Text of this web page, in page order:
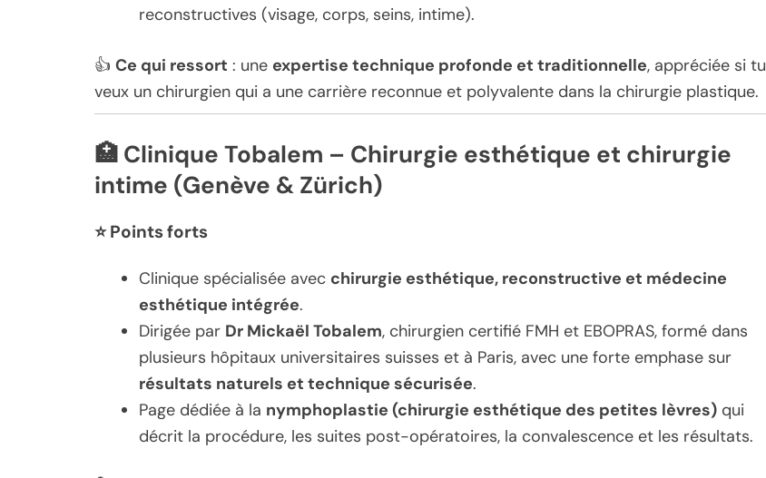
reconstructives (visage, corps, seins, intime).
👍 Ce qui ressort : une expertise technique profonde et traditionnelle, appréciée si tu
veux un chirurgien qui a une carrière reconnue et polyvalente dans la chirurgie plastique.
🏥 Clinique Tobalem – Chirurgie esthétique et chirurgie
intime (Genève & Zürich)
⭐Points forts
Clinique spécialisée avec chirurgie esthétique, reconstructive et médecine
esthétique intégrée.
Dirigée par Dr Mickaël Tobalem, chirurgien certifié FMH et EBOPRAS, formé dans
plusieurs hôpitaux universitaires suisses et à Paris, avec une forte emphase sur
résultats naturels et technique sécurisée.
Page dédiée à la nymphoplastie (chirurgie esthétique des petites lèvres) qui
décrit la procédure, les suites post-opératoires, la convalescence et les résultats.